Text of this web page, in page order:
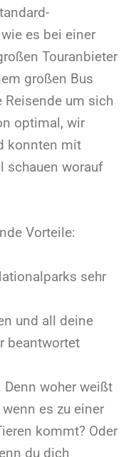
es bei einer
Touranbieter
großen Bus
um sich
optimal, wir
konnten mit
schauen worauf
Vorteile:
sehr
und all deine
beantwortet
woher weißt
es zu einer
kommt? Oder
du dich